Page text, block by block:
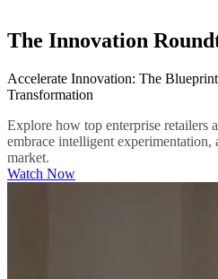
The Innovation
Accelerate Innovation: The
Transformation
Explore how top enterprise retailers
embrace intelligent
market.
Watch Now